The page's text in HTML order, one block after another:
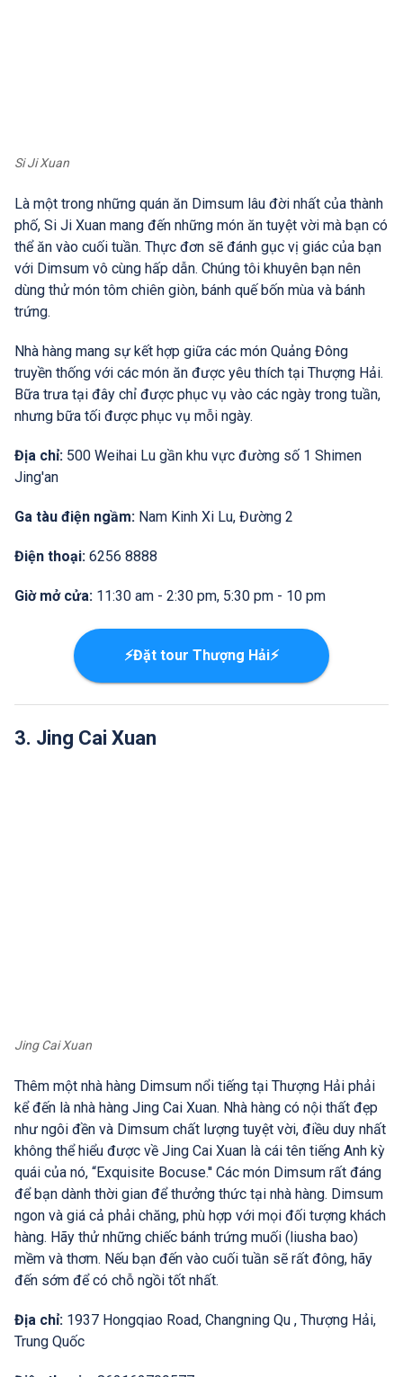
Si Ji Xuan
Là một trong những quán ăn Dimsum lâu đời nhất của thành
phố, Si Ji Xuan mang đến những món ăn tuyệt vời mà bạn có
thể ăn vào cuối tuần. Thực đơn sẽ đánh gục vị giác của bạn
với Dimsum vô cùng hấp dẫn. Chúng tôi khuyên bạn nên
dùng thử món tôm chiên giòn, bánh quế bốn mùa và bánh
trứng.
Nhà hàng mang sự kết hợp giữa các món Quảng Đông
truyền thống với các món ăn được yêu thích tại Thượng Hải.
Bữa trưa tại đây chỉ được phục vụ vào các ngày trong tuần,
nhưng bữa tối được phục vụ mỗi ngày.
Địa chỉ: 500 Weihai Lu gần khu vực đường số 1 Shimen
Jing'an
Ga tàu điện ngầm: Nam Kinh Xi Lu, Đường 2
Điện thoại: 6256 8888
Giờ mở cửa: 11:30 am - 2:30 pm, 5:30 pm - 10 pm
⚡Đặt tour Thượng Hải⚡
3. Jing Cai Xuan
Jing Cai Xuan
Thêm một nhà hàng Dimsum nổi tiếng tại Thượng Hải phải
kể đến là nhà hàng Jing Cai Xuan. Nhà hàng có nội thất đẹp
như ngôi đền và Dimsum chất lượng tuyệt vời, điều duy nhất
không thể hiểu được về Jing Cai Xuan là cái tên tiếng Anh kỳ
quái của nó, “Exquisite Bocuse.'' Các món Dimsum rất đáng
để bạn dành thời gian để thưởng thức tại nhà hàng. Dimsum
ngon và giá cả phải chăng, phù hợp với mọi đối tượng khách
hàng. Hãy thử những chiếc bánh trứng muối (liusha bao)
mềm và thơm. Nếu bạn đến vào cuối tuần sẽ rất đông, hãy
đến sớm để có chỗ ngồi tốt nhất.
Địa chỉ: 1937 Hongqiao Road, Changning Qu , Thượng Hải,
Trung Quốc